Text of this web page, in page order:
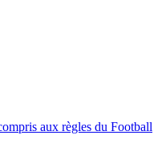
aux règles du Football